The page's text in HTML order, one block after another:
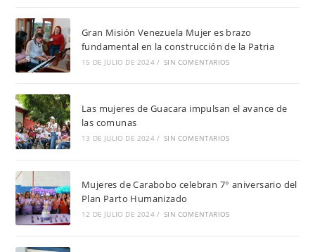
Gran Misión Venezuela Mujer es brazo
fundamental en la construcción de la Patria
15 DE JULIO DE 2024 / SIN COMENTARIOS
Las mujeres de Guacara impulsan el avance de
las comunas
13 DE JULIO DE 2024 / SIN COMENTARIOS
Mujeres de Carabobo celebran 7° aniversario del
Plan Parto Humanizado
12 DE JULIO DE 2024 / SIN COMENTARIOS